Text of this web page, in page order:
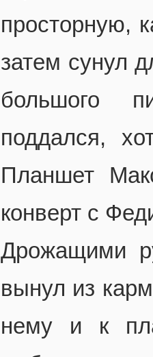
просторную,
затем сунул
большого
поддался,
Планшет
конверт с
Дрожащими
вынул из
нему и к